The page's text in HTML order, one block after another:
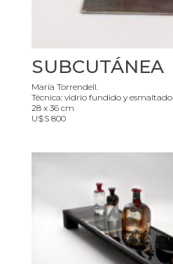
SUBCUTÁNEA
María Torrendell.
Técnica: vidrio fundido y esmaltado.
28 x 36 cm
U$S 800